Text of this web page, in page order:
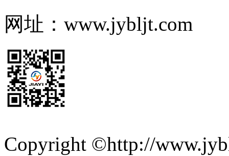
网址：www.jybljt.com
Copyright ©http://